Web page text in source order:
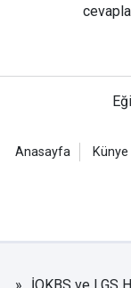
Anasayfa Künye